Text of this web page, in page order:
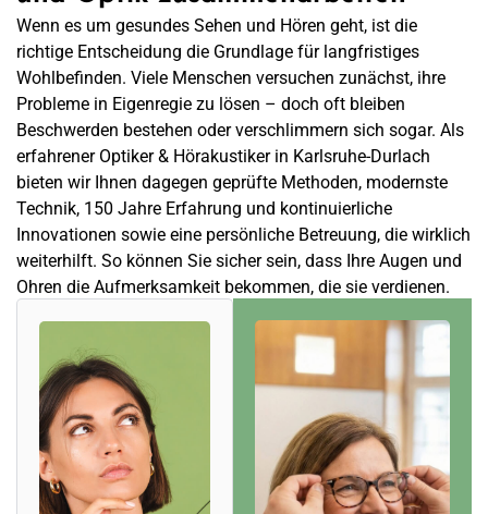
Wenn es um gesundes Sehen und Hören geht, ist die
richtige Entscheidung die Grundlage für langfristiges
Wohlbefinden. Viele Menschen versuchen zunächst, ihre
Probleme in Eigenregie zu lösen – doch oft bleiben
Beschwerden bestehen oder verschlimmern sich sogar. Als
erfahrener Optiker & Hörakustiker in Karlsruhe-Durlach
bieten wir Ihnen dagegen geprüfte Methoden, modernste
Technik, 150 Jahre Erfahrung und kontinuierliche
Innovationen sowie eine persönliche Betreuung, die wirklich
weiterhilft. So können Sie sicher sein, dass Ihre Augen und
Ohren die Aufmerksamkeit bekommen, die sie verdienen.